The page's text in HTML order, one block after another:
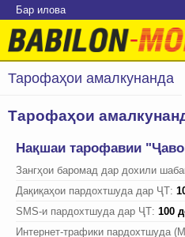
Бар илова
Тарофаҳои амалкунанда
Тарофаҳои
Нақшаи тарофавии
Зангҳои баромад дар дохили
Дақиқаҳои пардохтшуда дар ҶТ:
SMS-и пардохтшуда дар ҶТ: 100
Интернет-трафики пардохтшуда